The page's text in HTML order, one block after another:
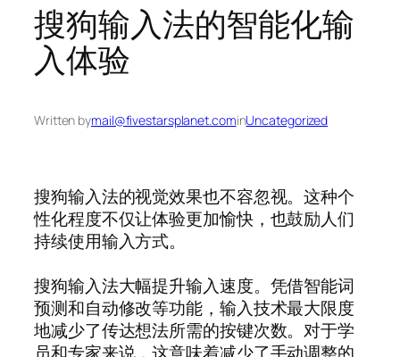
搜狗输入法的智能化输
入体验
Written bymail@fivestarsplanet.cominUncategorized
搜狗输入法的视觉效果也不容忽视。这种个
性化程度不仅让体验更加愉快，也鼓励人们
持续使用输入方式。
搜狗输入法大幅提升输入速度。凭借智能词
预测和自动修改等功能，输入技术最大限度
地减少了传达想法所需的按键次数。对于学